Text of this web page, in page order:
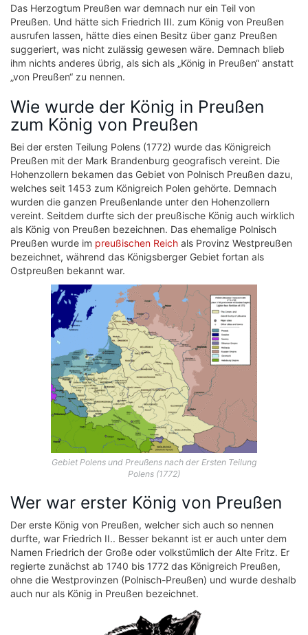
Das Herzogtum Preußen war demnach nur ein Teil von
Preußen. Und hätte sich Friedrich III. zum König von Preußen
ausrufen lassen, hätte dies einen Besitz über ganz Preußen
suggeriert, was nicht zulässig gewesen wäre. Demnach blieb
ihm nichts anderes übrig, als sich als „König in Preußen“ anstatt
„von Preußen“ zu nennen.
Wie wurde der König in Preußen
zum König von Preußen
Bei der ersten Teilung Polens (1772) wurde das Königreich
Preußen mit der Mark Brandenburg geografisch vereint. Die
Hohenzollern bekamen das Gebiet von Polnisch Preußen dazu,
welches seit 1453 zum Königreich Polen gehörte. Demnach
wurden die ganzen Preußenlande unter den Hohenzollern
vereint. Seitdem durfte sich der preußische König auch wirklich
als König von Preußen bezeichnen. Das ehemalige Polnisch
Preußen wurde im preußischen Reich als Provinz Westpreußen
bezeichnet, während das Königsberger Gebiet fortan als
Ostpreußen bekannt war.
Gebiet Polens und Preußens nach der Ersten Teilung
Polens (1772)
Wer war erster König von Preußen
Der erste König von Preußen, welcher sich auch so nennen
durfte, war Friedrich II.. Besser bekannt ist er auch unter dem
Namen Friedrich der Große oder volkstümlich der Alte Fritz. Er
regierte zunächst ab 1740 bis 1772 das Königreich Preußen,
ohne die Westprovinzen (Polnisch-Preußen) und wurde deshalb
auch nur als König in Preußen bezeichnet.